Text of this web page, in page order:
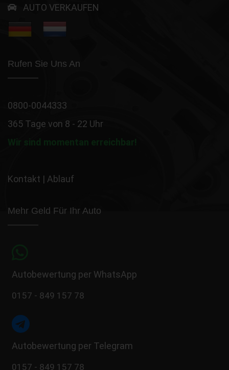
AUTO VERKAUFEN
Rufen Sie Uns An
0800-0044333
365 Tage von 8 - 22 Uhr
Wir sind momentan erreichbar!
Kontakt | Ablauf
Mehr Geld Für Ihr Auto
Autobewertung per WhatsApp
0157 - 849 157 78
Autobewertung per Telegram
0157 - 849 157 78